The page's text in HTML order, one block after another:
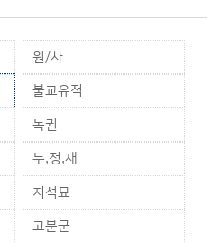
원/사
불교유적
녹권
누,정,재
지석묘
고분군